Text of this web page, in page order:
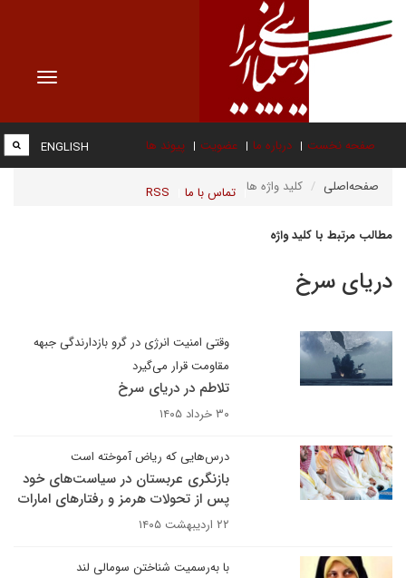
Toggle
صفحه نخست درباره ما عضویت پیوند ها
تماس با ما RSS
ENGLISH
صفحه‌اصلی کلید واژه ها
مطالب مرتبط با کلید واژه
دریای سرخ
وقتی امنیت انرژی در گرو بازدارندگی جبهه
مقاومت قرار می‌گیرد
تلاطم در دریای سرخ
۳۰ خرداد ۱۴۰۵
درس‌هایی که ریاض آموخته است
بازنگری عربستان در سیاست‌های خود
پس از تحولات هرمز و رفتارهای امارات
۲۲ اردیبهشت ۱۴۰۵
با به‌رسمیت شناختن سومالی لند